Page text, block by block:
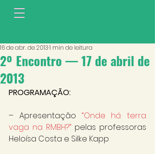
2º Encontro — 17 de abril de
2013
16 de abr. de 20131 min de leitura
PROGRAMAÇÃO:
– Apresentação “Onde há terra
vaga na RMBH?” pelas professoras
Heloísa Costa e Silke Kapp